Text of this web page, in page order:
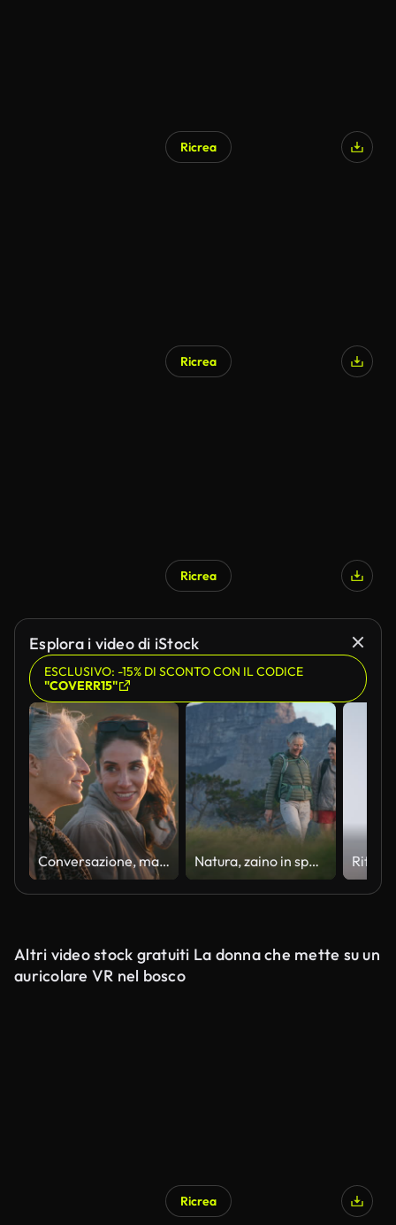
Ricrea
Ricrea
Generato da IA
Ricrea
Esplora i video di iStock
ESCLUSIVO: -15% DI SCONTO CON IL CODICE
"COVERR15"
Conversazione, madre e donna mature con escursioni per fitness, trekking e avventura di viaggio con legame. Visite turistiche, famiglie o persone con prospettiva per una vacanza all'aria aperta, un sorriso o una pausa nella natura Natura, zaino in spalla e donna con madre anziana per vista sulle montagne, avventura o trekking. Conversazione, camminata e persona femminile con la mamma anziana che fa escursioni all'aperto per fare esercizio o esplorare insieme
Altri video stock gratuiti La donna che mette su un
auricolare VR nel bosco
Ricrea